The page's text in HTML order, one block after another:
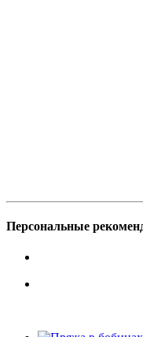
Персональные